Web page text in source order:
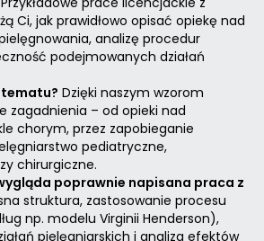
Ci, jak prawidłowo opisać opiekę nad
analizę procedur
podejmowanych działań
tematu? Dzięki naszym wzorom
zagadnienia – od opieki nad
chorym, przez zapobieganie
pediatryczne,
chirurgiczne.
poprawnie napisana praca z
struktura, zastosowanie procesu
np. modelu Virginii Henderson),
pielęgniarskich i analiza efektów